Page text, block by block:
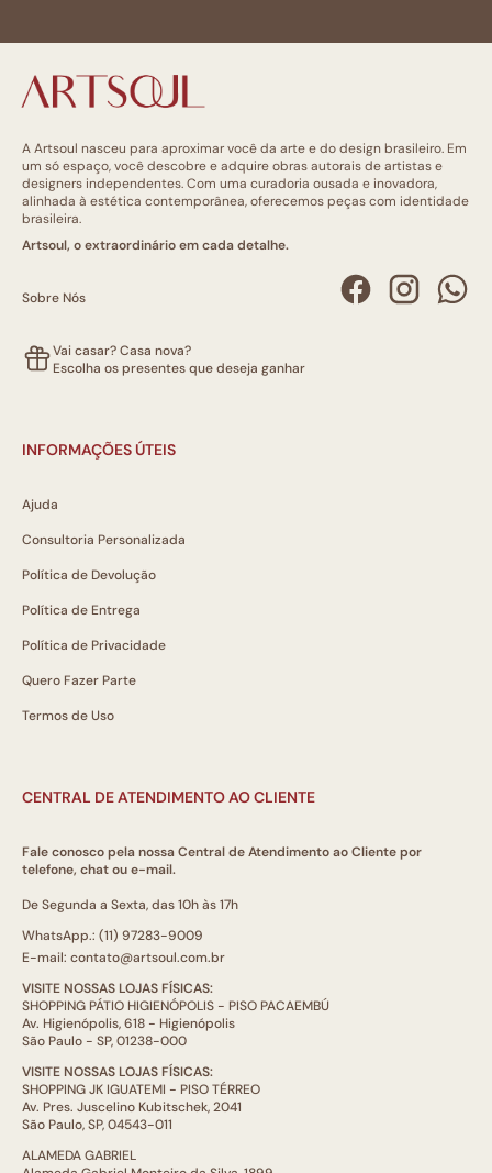
A Artsoul nasceu para aproximar você da arte e do design brasileiro. Em
um só espaço, você descobre e adquire obras autorais de artistas e
designers independentes. Com uma curadoria ousada e inovadora,
alinhada à estética contemporânea, oferecemos peças com identidade
brasileira.
Artsoul, o extraordinário em cada detalhe.
Sobre Nós
Vai casar? Casa nova?
Escolha os presentes que deseja ganhar
INFORMAÇÕES ÚTEIS
Ajuda
Consultoria Personalizada
Política de Devolução
Política de Entrega
Política de Privacidade
Quero Fazer Parte
Termos de Uso
CENTRAL DE ATENDIMENTO AO CLIENTE
Fale conosco pela nossa Central de Atendimento ao Cliente por
telefone, chat ou e-mail.
De Segunda a Sexta, das 10h às 17h
WhatsApp.: (11) 97283-9009
E-mail: contato@artsoul.com.br
VISITE NOSSAS LOJAS FÍSICAS:
SHOPPING PÁTIO HIGIENÓPOLIS - PISO PACAEMBÚ
Av. Higienópolis, 618 - Higienópolis
São Paulo - SP, 01238-000
VISITE NOSSAS LOJAS FÍSICAS:
SHOPPING JK IGUATEMI - PISO TÉRREO
Av. Pres. Juscelino Kubitschek, 2041
São Paulo, SP, 04543-011
ALAMEDA GABRIEL